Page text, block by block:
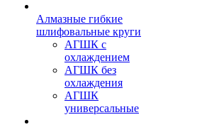
Алмазные гибкие
шлифовальные круги
АГШК с
охлаждением
АГШК без
охлаждения
АГШК
универсальные